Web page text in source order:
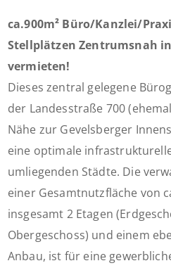
ca.900m² Büro/Kanzlei/
Stellplätzen Zentrumsnah
vermieten!
Dieses zentral gelegene
der Landesstraße 700
Nähe zur Gevelsberger
eine optimale
umliegenden Städte. Die
einer Gesamtnutzfläche von
insgesamt 2 Etagen
Obergeschoss) und einem
Anbau, ist für eine